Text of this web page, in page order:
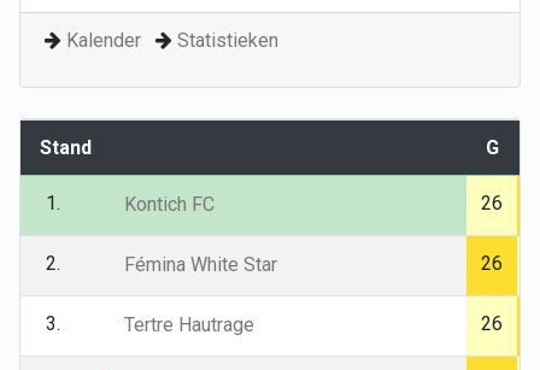
Kalender Statistieken
Stand G
1. Kontich FC 26
2. Fémina White Star 26
3. Tertre Hautrage 26